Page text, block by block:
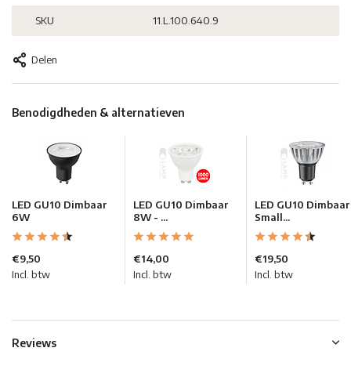
SKU 11.L.100.640.9
Delen
Benodigdheden & alternatieven
LED GU10 Dimbaar
6W
€9,50
Incl. btw
LED GU10 Dimbaar
8W - ...
€14,00
Incl. btw
LED GU10 Dimbaar
Small...
€19,50
Incl. btw
Reviews